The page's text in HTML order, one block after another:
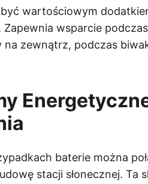
wartościowym
wsparcie
zewnątrz, podczas
baterie można
stacji słonecznej. Ta